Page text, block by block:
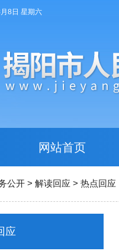
8日 星期六
网站首页
公开 > 解读回应 > 热点回应
应